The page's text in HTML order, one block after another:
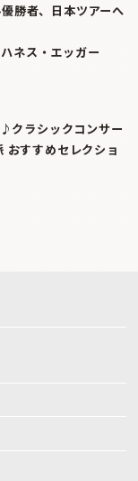
勝者、日本ツアーへ
ネス・エッガー
クラシックコンサー
おすすめセレクショ